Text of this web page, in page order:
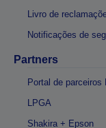
Livro de
Notificações de
Partners
Portal de parceiros
LPGA
Shakira + Epson